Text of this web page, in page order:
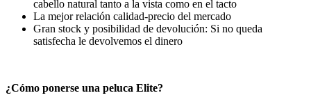
cabello natural tanto a la vista como en el tacto
La mejor relación calidad-precio del mercado
Gran stock y posibilidad de devolución: Si no queda
satisfecha le devolvemos el dinero
¿Cómo ponerse una peluca Elite?